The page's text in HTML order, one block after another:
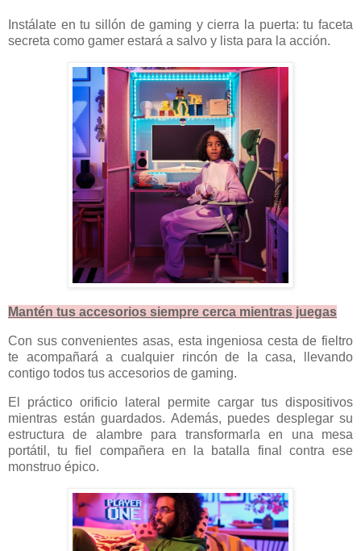
Instálate en tu sillón de gaming y cierra la puerta: tu faceta
secreta como gamer estará a salvo y lista para la acción.
Mantén tus accesorios siempre cerca mientras juegas
Con sus convenientes asas, esta ingeniosa cesta de fieltro
te acompañará a cualquier rincón de la casa, llevando
contigo todos tus accesorios de gaming.
El práctico orificio lateral permite cargar tus dispositivos
mientras están guardados. Además, puedes desplegar su
estructura de alambre para transformarla en una mesa
portátil, tu fiel compañera en la batalla final contra ese
monstruo épico.